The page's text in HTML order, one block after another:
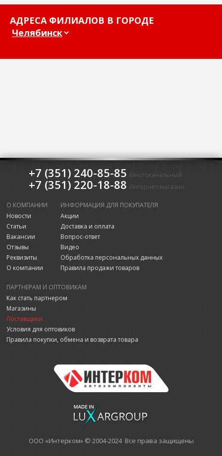
АДРЕСА ФИЛИАЛОВ В ГОРОДЕ
+7 (351) 240-85-85 Многоканальный
+7 (351) 220-18-88 Интернет-магазин
О КОМПАНИИ
Новости
Статьи
Вакансии
Отзывы
Реквизиты
О компании
ИНФОРМАЦИЯ ДЛЯ ПОКУПАТЕЛЯ
Акции
Доставка и оплата
Вопрос-ответ
Видео
Обработка персональных данных
Правила продажи товаров
ПАРТНЕРАМ И ОПТОВИКАМ
Как стать партнером
Магазины
Поставщики
Условия для оптовиков
Правила покупки, обмена и возврата товара
ООО «Интерком» © 2004-2024 Все права защищены